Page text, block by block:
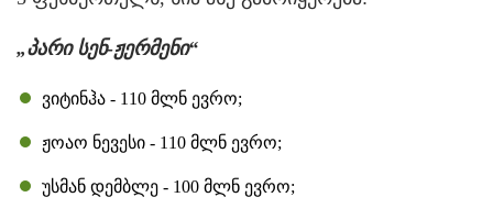
„პარი სენ-ჟერმენი“
ვიტინჰა - 110 მლნ ევრო;
ჟოაო ნევესი - 110 მლნ ევრო;
უსმან დემბლე - 100 მლნ ევრო;